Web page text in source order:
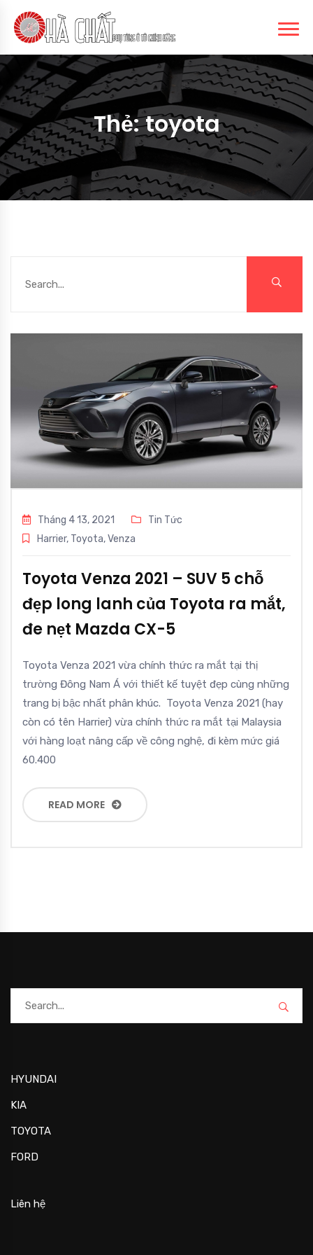
Thẻ:toyota
Tháng 4 13, 2021
Tin Tức
Harrier, Toyota,Venza
Toyota Venza 2021 – SUV 5 chỗ
đẹp long lanh của Toyota ra mắt,
đe nẹt Mazda CX-5
Toyota Venza 2021 vừa chính thức ra mắt tại thị
trường Đông Nam Á với thiết kế tuyệt đẹp cùng những
trang bị bậc nhất phân khúc. Toyota Venza 2021 (hay
còn có tên Harrier) vừa chính thức ra mắt tại Malaysia
với hàng loạt nâng cấp về công nghệ, đi kèm mức giá
60.400
READ MORE
HYUNDAI
KIA
TOYOTA
FORD
Liên hệ